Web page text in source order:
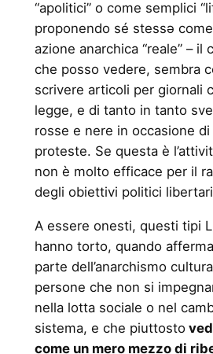
“apolitici” o come semplici
proponendo sé stessə
azione anarchica “reale” – il
che posso vedere, sembra
scrivere articoli per giornali
legge, e di tanto in tanto
rosse e nere in occasione
proteste. Se questa è
non è molto efficace per il
degli obiettivi politici
A essere onesti, questi tipi
hanno torto, quando
parte dell’anarchismo
persone che non si
nella lotta sociale o nel
sistema, e che piuttosto
come un mero mezzo di